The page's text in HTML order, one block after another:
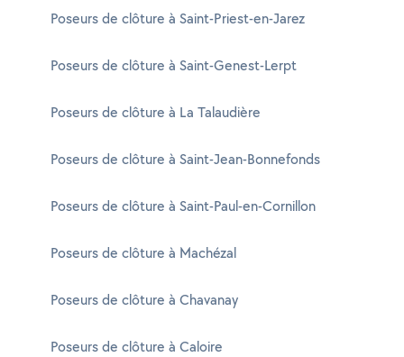
Poseurs de clôture à Saint-Priest-en-Jarez
Poseurs de clôture à Saint-Genest-Lerpt
Poseurs de clôture à La Talaudière
Poseurs de clôture à Saint-Jean-Bonnefonds
Poseurs de clôture à Saint-Paul-en-Cornillon
Poseurs de clôture à Machézal
Poseurs de clôture à Chavanay
Poseurs de clôture à Caloire